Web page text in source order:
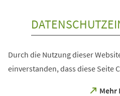
Durch die Nutzung dieser
einverstanden, dass diese Seite
Mehr
(Öffnet